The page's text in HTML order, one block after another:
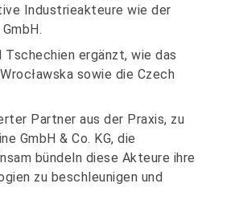
Industrieakteure wie der
ergänzt, wie das
sowie die Czech
Partner aus der Praxis, zu
GmbH & Co. KG, die
bündeln diese Akteure ihre
zu beschleunigen und